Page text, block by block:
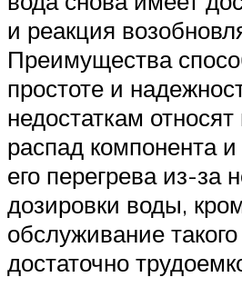
и реакция
Преимущества
простоте и
недостаткам
распад компонента
его перегрева из-за
дозировки воды,
обслуживание
достаточно